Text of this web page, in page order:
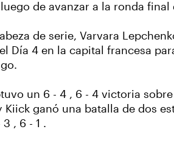
de avanzar a la ronda
de serie, Varvara
Día 4 en la capital francesa
un 6 - 4 , 6 - 4 victoria
Kiick ganó una batalla de dos
, 6 - 1 .